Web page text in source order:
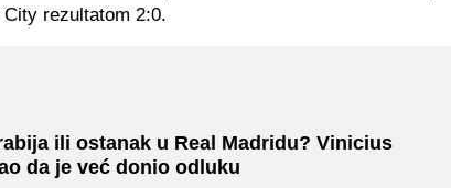
rezultatom 2:0.
ili ostanak u Real Madridu? Vinicius
da je već donio odluku